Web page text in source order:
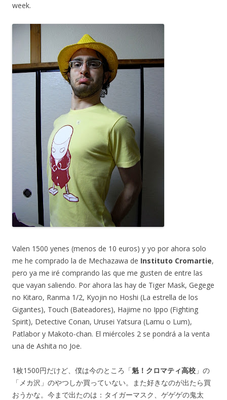
week.
Valen 1500 yenes (menos de 10 euros) y yo por ahora solo
me he comprado la de Mechazawa de Instituto Cromartie,
pero ya me iré comprando las que me gusten de entre las
que vayan saliendo. Por ahora las hay de Tiger Mask, Gegege
no Kitaro, Ranma 1/2, Kyojin no Hoshi (La estrella de los
Gigantes), Touch (Bateadores), Hajime no Ippo (Fighting
Spirit), Detective Conan, Urusei Yatsura (Lamu o Lum),
Patlabor y Makoto-chan. El miércoles 2 se pondrá a la venta
una de Ashita no Joe.
1枚1500円だけど、僕は今のところ「魁！クロマティ高校 」の
「メカ沢」のやつしか買っていない。また好きなのが出たら買
おうかな。今まで出たのは：タイガーマスク、ゲゲゲの鬼太